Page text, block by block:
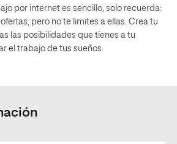
por internet es sencillo, solo recuerda:
pero no te limites a ellas. Crea tu
las posibilidades que tienes a tu
el trabajo de tus sueños.